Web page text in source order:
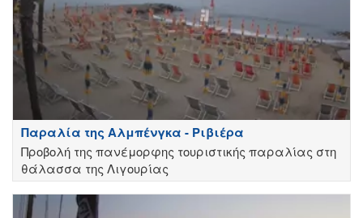
Παραλία της Αλμπένγκα - Ριβιέρα
Προβολή της πανέμορφης τουριστικής παραλίας στη
θάλασσα της Λιγουρίας